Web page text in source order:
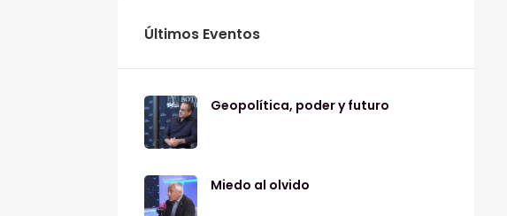
Últimos Eventos
Geopolítica, poder y futuro
Miedo al olvido